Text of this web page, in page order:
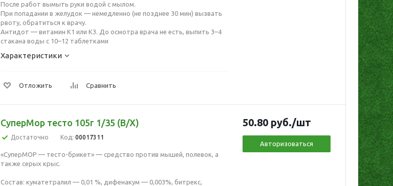
После работ вымыть руки водой с мылом.
При попадании в желудок — немедленно (не позднее 30 мин) вызвать
рвоту, обратиться к врачу.
Антидот — витамин К1 или К3. До осмотра врача не есть, выпить 3–4
стакана воды с 10–12 таблетками
Характеристики
Отложить Сравнить
СуперМор тесто 105г 1/35 (В/Х)
Достаточно Код: 00017311
«СуперМОР — тесто-брикет» — средство против мышей, полевок, а
также серых крыс.
Состав: куматетралил — 0,01 %, дифенакум — 0,003%, битрекс,
50.80 руб./шт
Авторизоваться